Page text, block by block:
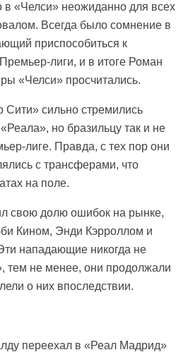
«Челси» неожиданно для всех
Всегда было сомнение в
приспособиться к
лиги, и в итоге Роман
«Челси» просчитались.
Сити» сильно стремились
но бразильцу так и не
лиге. Правда, с тех пор они
с трансферами, что
на поле.
свою долю ошибок на рынке,
Кином, Энди Кэрроллом и
нападающие никогда не
тем не менее, они продолжали
о них впоследствии.
переехал в «Реал Мадрид»